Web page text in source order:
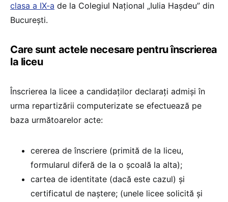
clasa a IX-a de la Colegiul Național „Iulia Hașdeu” din
București.
Care sunt actele necesare pentru înscrierea
la liceu
Înscrierea la licee a candidaţilor declaraţi admişi în
urma repartizării computerizate se efectuează pe
baza următoarelor acte:
cererea de înscriere (primită de la liceu,
formularul diferă de la o școală la alta);
cartea de identitate (dacă este cazul) şi
certificatul de naştere; (unele licee solicită și